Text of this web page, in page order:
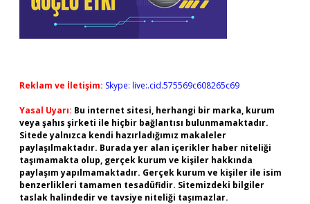
Reklam ve İletişim: Skype: live:.cid.575569c608265c69
Yasal Uyarı: Bu internet sitesi, herhangi bir marka, kurum
veya şahıs şirketi ile hiçbir bağlantısı bulunmamaktadır.
Sitede yalnızca kendi hazırladığımız makaleler
paylaşılmaktadır. Burada yer alan içerikler haber niteliği
taşımamakta olup, gerçek kurum ve kişiler hakkında
paylaşım yapılmamaktadır. Gerçek kurum ve kişiler ile isim
benzerlikleri tamamen tesadüfidir. Sitemizdeki bilgiler
taslak halindedir ve tavsiye niteliği taşımazlar.